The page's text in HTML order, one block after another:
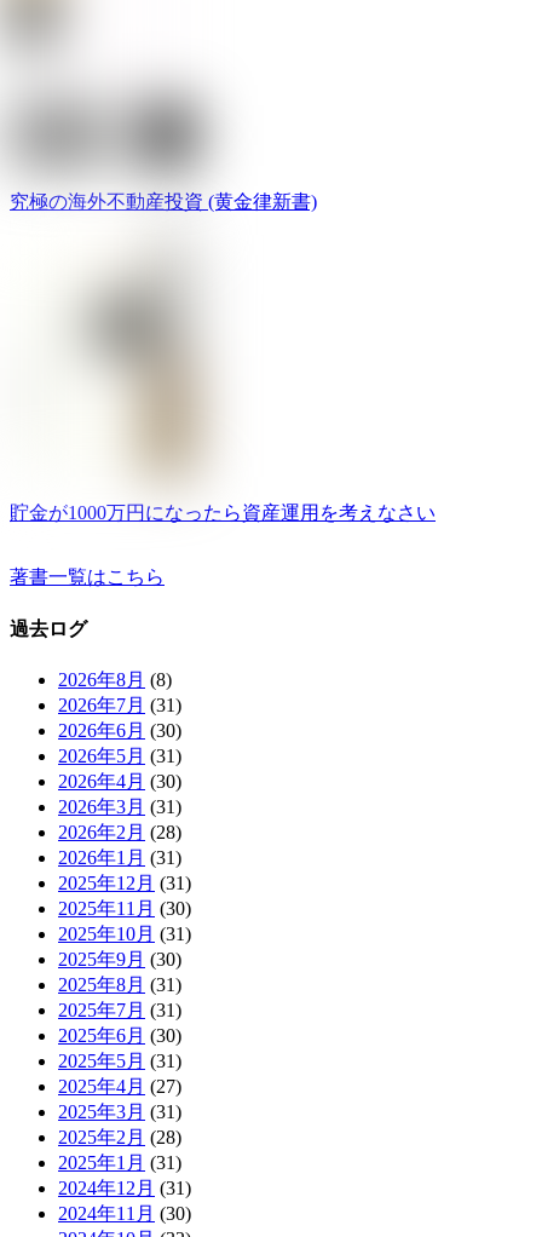
究極の海外不動産投資 (黄金律新書)
貯金が1000万円になったら資産運用を考えなさい
著書一覧はこちら
過去ログ
2026年8月 (8)
2026年7月 (31)
2026年6月 (30)
2026年5月 (31)
2026年4月 (30)
2026年3月 (31)
2026年2月 (28)
2026年1月 (31)
2025年12月 (31)
2025年11月 (30)
2025年10月 (31)
2025年9月 (30)
2025年8月 (31)
2025年7月 (31)
2025年6月 (30)
2025年5月 (31)
2025年4月 (27)
2025年3月 (31)
2025年2月 (28)
2025年1月 (31)
2024年12月 (31)
2024年11月 (30)